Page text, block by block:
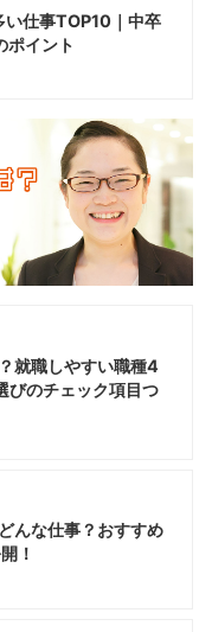
い仕事TOP10｜中卒
ポイント
就職しやすい職種4
びのチェック項目つ
んな仕事？おすすめ
！